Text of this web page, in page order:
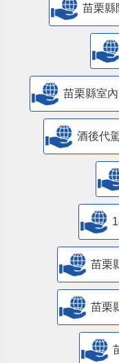
苗栗縣
苗栗縣室
酒後代
苗栗
苗栗